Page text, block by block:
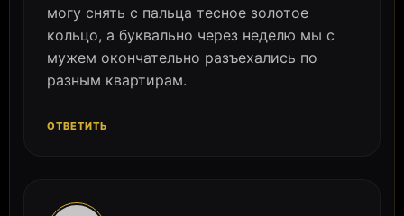
могу снять с пальца тесное золотое
кольцо, а буквально через неделю мы с
мужем окончательно разъехались по
разным квартирам.
ОТВЕТИТЬ